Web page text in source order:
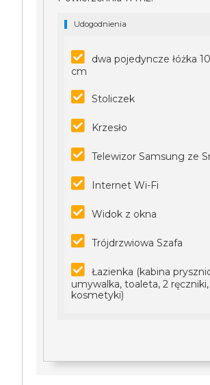
Udogodnienia
dwa pojedyncze łóżka
cm
Stoliczek
Krzesło
Telewizor Samsung ze
Internet Wi-Fi
Widok z okna
Trójdrzwiowa Szafa
Łazienka (kabina
umywalka, toaleta, 2 ręczniki,
kosmetyki)